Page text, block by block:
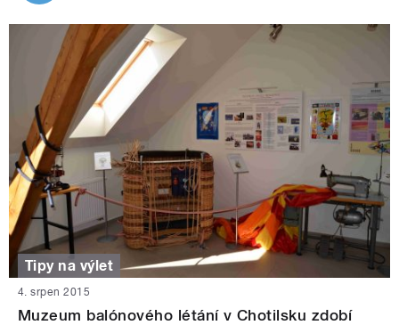
Tipy na výlet
4. srpen 2015
Muzeum balónového létání v Chotilsku zdobí